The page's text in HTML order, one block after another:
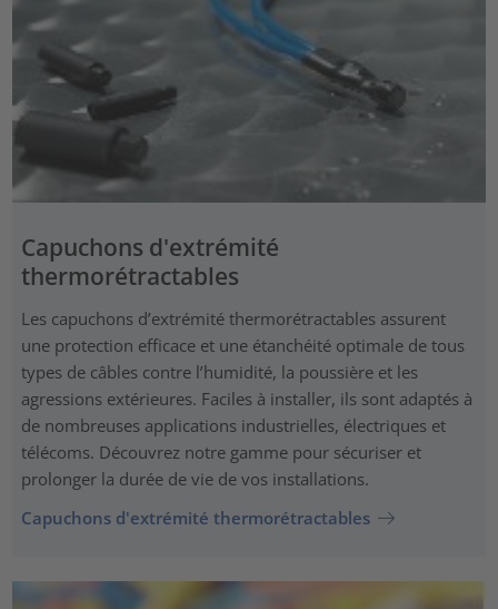
Capuchons d'extrémité
thermorétractables
Les capuchons d’extrémité thermorétractables assurent
une protection efficace et une étanchéité optimale de tous
types de câbles contre l’humidité, la poussière et les
agressions extérieures. Faciles à installer, ils sont adaptés à
de nombreuses applications industrielles, électriques et
télécoms. Découvrez notre gamme pour sécuriser et
prolonger la durée de vie de vos installations.
Capuchons d'extrémité thermorétractables